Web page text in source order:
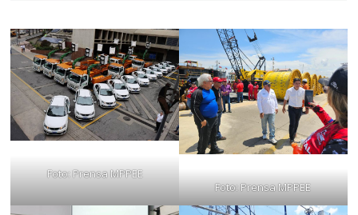
Foto: Prensa MPPEE
Foto: Prensa MPPEE